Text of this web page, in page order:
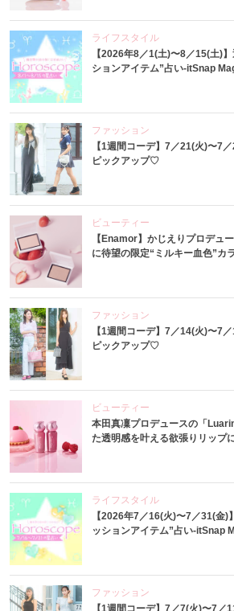
ライフスタイル
【2026年8／1(土)〜8／15(土)
ションアイテム”占い-itSnap
ファッション
【1週間コーデ】7／21(火)〜7
ピックアップ♡
ビューティー
【Enamor】かじえりプロデュ
に待望の限定“ミルキー血色”カ
ファッション
【1週間コーデ】7／14(火)〜7
ピックアップ♡
ビューティー
本田真凜プロデュースの「
た透明感を叶える欲張りリップ
ライフスタイル
【2026年7／16(火)〜7／31(金
ッションアイテム”占い-itSnap
ファッション
【1週間コーデ】7／7(火)〜7／